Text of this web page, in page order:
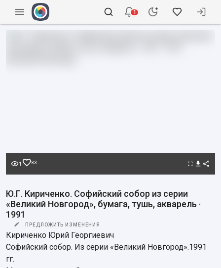
1
1 83
Ю.Г. Кириченко. Софийский собор из серии
«Великий Новгород», бумага, тушь, акварель ·
1991
ПРЕДЛОЖИТЬ ИЗМЕНЕНИЯ
Кириченко Юрий Георгиевич
Софийский собор. Из серии «Великий Новгород».1991
гг.